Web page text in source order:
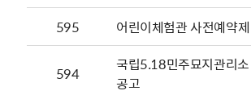
595
어린이체험관 사전예약
594
국립5.18민주묘지관리
공고